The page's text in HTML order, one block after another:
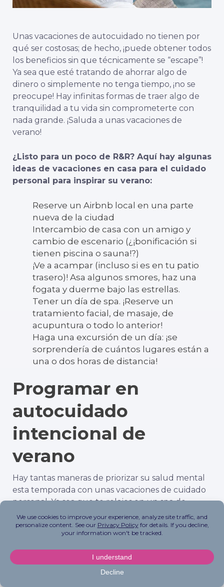
Unas vacaciones de autocuidado no tienen por
qué ser costosas; de hecho, ¡puede obtener todos
los beneficios sin que técnicamente se “escape”!
Ya sea que esté tratando de ahorrar algo de
dinero o simplemente no tenga tiempo, ¡no se
preocupe! Hay infinitas formas de traer algo de
tranquilidad a tu vida sin comprometerte con
nada grande. ¡Saluda a unas vacaciones de
verano!
¿Listo para un poco de R&R? Aquí hay algunas
ideas de vacaciones en casa para el cuidado
personal para inspirar su verano:
Reserve un Airbnb local en una parte
nueva de la ciudad
Intercambio de casa con un amigo y
cambio de escenario (¿¡bonificación si
tienen piscina o sauna!?)
¡Ve a acampar (incluso si es en tu patio
trasero)! Asa algunos smores, haz una
fogata y duerme bajo las estrellas.
Tener un día de spa. ¡Reserve un
tratamiento facial, de masaje, de
acupuntura o todo lo anterior!
Haga una excursión de un día: ¡se
sorprendería de cuántos lugares están a
una o dos horas de distancia!
Programar en
autocuidado
intencional de
verano
Hay tantas maneras de priorizar su salud mental
esta temporada con unas vacaciones de cuidado
personal. Ya sea que te relajes en un spa de
bienestar o un retiro de yoga, retribuyas a los
demás, salgas a la carretera en un viaje de verano
en solitario, pruebes una meditación silenciosa o
te rejuvenezcas con unas vacaciones en casa, hay
infinitas formas de beneficiar tu mente y tu
cuerpo. ¡Encuentra lo que más resuena contigo y